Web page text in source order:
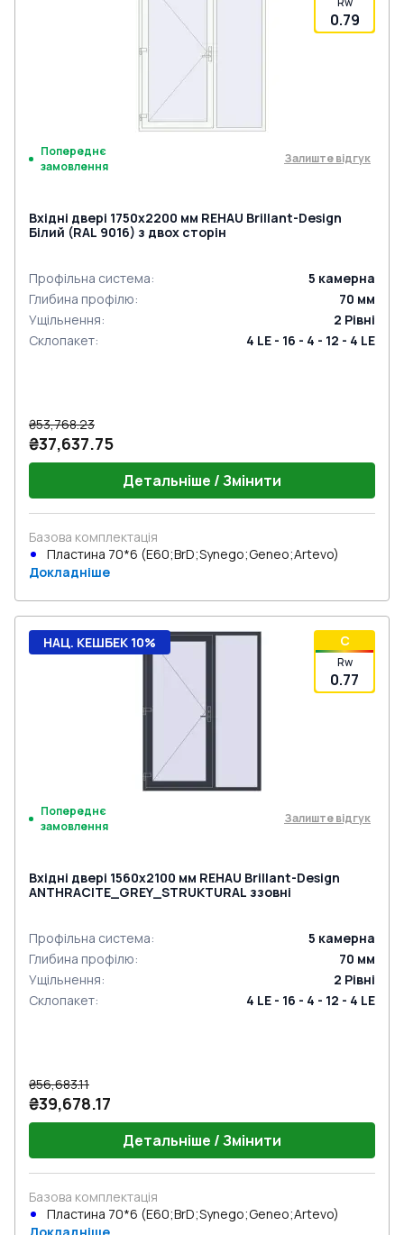
0.79
Попереднє
замовлення
Залиште відгук
Вхідні двері 1750x2200 мм REHAU Brillant-Design
Білий (RAL 9016) з двох сторін
Профільна система: 5 камерна
Глибина профілю: 70 мм
Ущільнення: 2 Рівні
Склопакет: 4 LE - 16 - 4 - 12 - 4 LE
₴53,768.23
₴37,637.75
Детальніше / Змінити
Базова комплектація
Пластина 70*6 (E60;BrD;Synego;Geneo;Artevo)
Докладніше
C
Rw
0.77
НАЦ. КЕШБЕК 10%
Попереднє
замовлення
Залиште відгук
Вхідні двері 1560x2100 мм REHAU Brillant-Design
ANTHRACITE_GREY_STRUKTURAL ззовні
Профільна система: 5 камерна
Глибина профілю: 70 мм
Ущільнення: 2 Рівні
Склопакет: 4 LE - 16 - 4 - 12 - 4 LE
₴56,683.11
₴39,678.17
Детальніше / Змінити
Базова комплектація
Пластина 70*6 (E60;BrD;Synego;Geneo;Artevo)